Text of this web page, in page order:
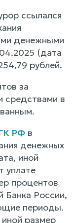
ссылался
денежными
(дата
рублей.
за
средствами в
РФ в
денежных
иной
уплате
процентов
Банка России,
периоды.
размер